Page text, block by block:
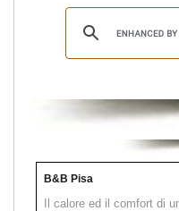
B&B Pisa
Il calore ed il comfort di